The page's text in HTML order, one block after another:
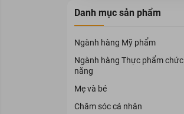
Danh mục sản phẩm
Ngành hàng Mỹ phẩm
Ngành hàng Thực phẩm chức
năng
Mẹ và bé
Chăm sóc cá nhân